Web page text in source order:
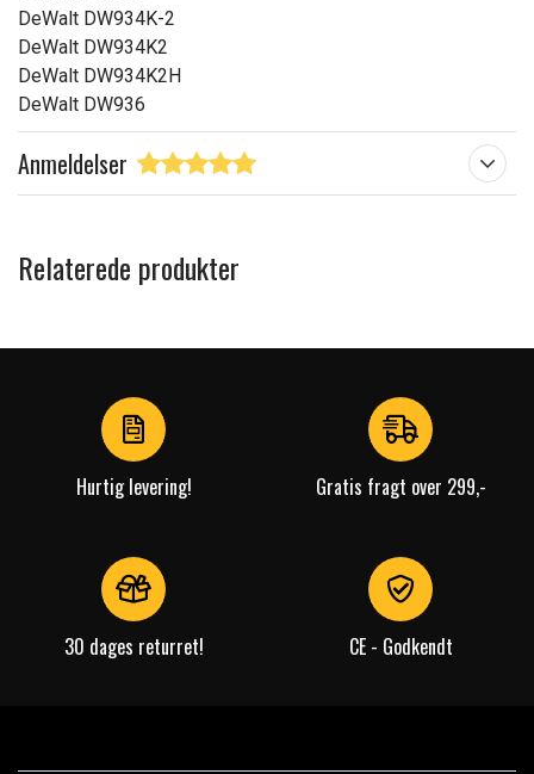
DeWalt DW934K-2
DeWalt DW934K2
DeWalt DW934K2H
DeWalt DW936
Anmeldelser
Relaterede produkter
Hurtig levering! Gratis fragt over 299,-
30 dages returret! CE - Godkendt